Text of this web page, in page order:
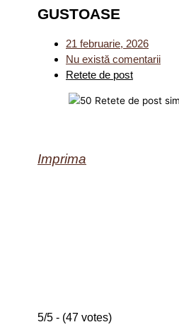
GUSTOASE
21 februarie, 2026
Nu există comentarii
Retete de post
Imprima
5/5 - (47 votes)